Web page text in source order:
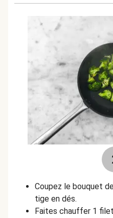
Coupez le bouquet
tige en dés.
Faites chauffer 1